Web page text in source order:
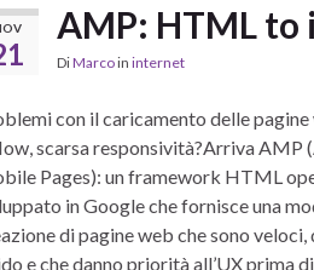
AMP: HTML
DiMarcoin internet
con il caricamento delle
scarsa responsività?Arriva AMP
Pages): un framework HTML
in Google che fornisce una
di pagine web che sono
e che danno priorità all’UX prima